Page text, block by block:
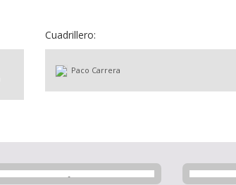
Cuadrillero:
Paco Carrera